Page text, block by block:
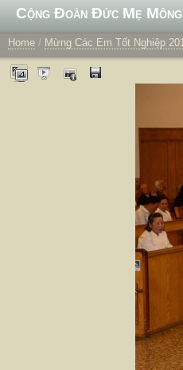
Cộng Đoàn Đức Mẹ Mông
Home / Mừng Các Em Tốt Nghiệp